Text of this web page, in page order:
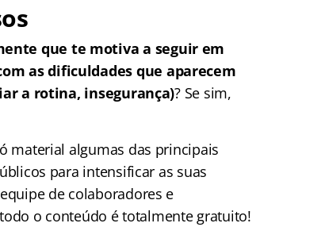
que te motiva a seguir em
as dificuldades que aparecem
a rotina, insegurança)? Se sim,
material algumas das principais
para intensificar as suas
de colaboradores e
o conteúdo é totalmente gratuito!